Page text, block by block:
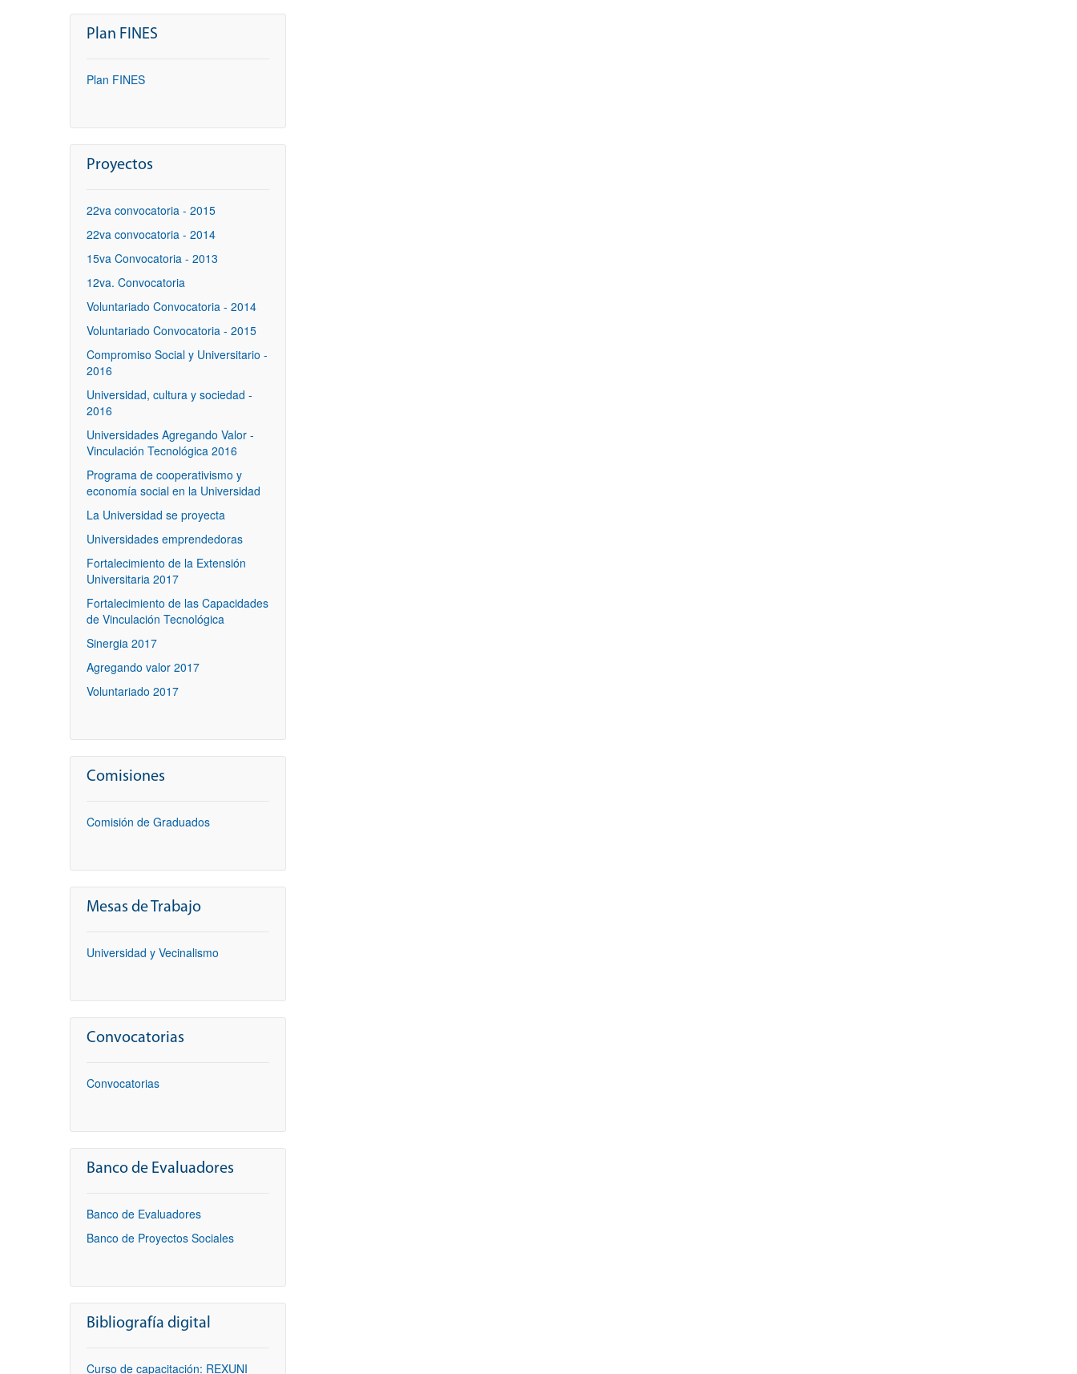
Plan FINES
Plan FINES
Proyectos
22va convocatoria - 2015
22va convocatoria - 2014
15va Convocatoria - 2013
12va. Convocatoria
Voluntariado Convocatoria - 2014
Voluntariado Convocatoria - 2015
Compromiso Social y Universitario -
2016
Universidad, cultura y sociedad -
2016
Universidades Agregando Valor -
Vinculación Tecnológica 2016
Programa de cooperativismo y
economía social en la Universidad
La Universidad se proyecta
Universidades emprendedoras
Fortalecimiento de la Extensión
Universitaria 2017
Fortalecimiento de las Capacidades
de Vinculación Tecnológica
Sinergia 2017
Agregando valor 2017
Voluntariado 2017
Comisiones
Comisión de Graduados
Mesas de Trabajo
Universidad y Vecinalismo
Convocatorias
Convocatorias
Banco de Evaluadores
Banco de Evaluadores
Banco de Proyectos Sociales
Bibliografía digital
Curso de capacitación: REXUNI